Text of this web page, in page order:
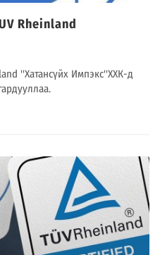
Rheinland
''Хатансүйх Импэкс''ХХК-д